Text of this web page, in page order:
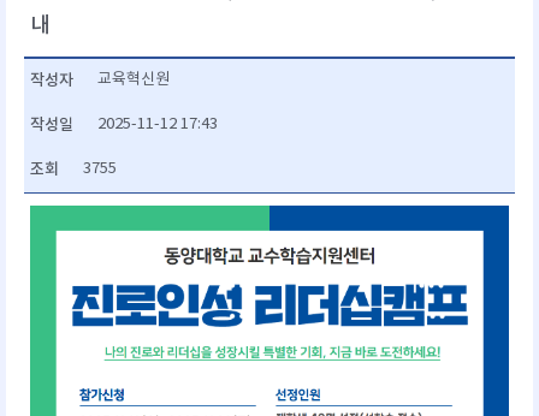
내
작성자 교육혁신원
작성일 2025-11-12 17:43
조회 3755